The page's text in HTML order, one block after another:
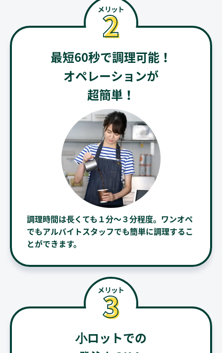
最短60秒で調理可能！
オペレーションが
超簡単！
調理時間は⻑くても１分〜３分程度。ワンオペ
でもアルバイトスタッフでも簡単に調理するこ
とができます。
⼩ロットでの